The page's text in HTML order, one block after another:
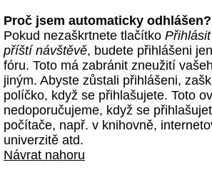
Proč jsem automaticky odhlášen?
Pokud nezaškrtnete tlačítko
příští návštěvě, budete přihlášeni
fóru. Toto má zabránit zneužití
jiným. Abyste zůstali přihlášeni,
políčko, když se přihlašujete. Toto
nedoporučujeme, když se
počítače, např. v knihovně,
univerzitě atd.
Návrat nahoru